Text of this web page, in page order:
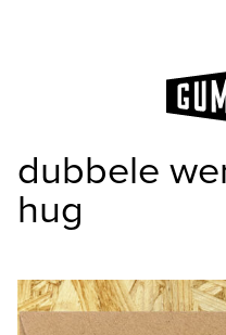
dubbele
hug